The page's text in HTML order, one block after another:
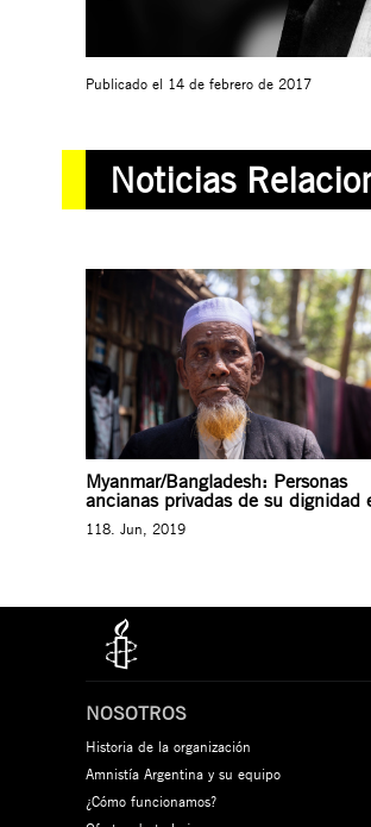
Publicado el 14 de febrero de 2017
Noticias
Myanmar/Bangladesh: Personas
ancianas privadas de su dignidad
118. Jun, 2019
NOSOTROS
Historia de la organización
Amnistía Argentina y su equipo
¿Cómo funcionamos?